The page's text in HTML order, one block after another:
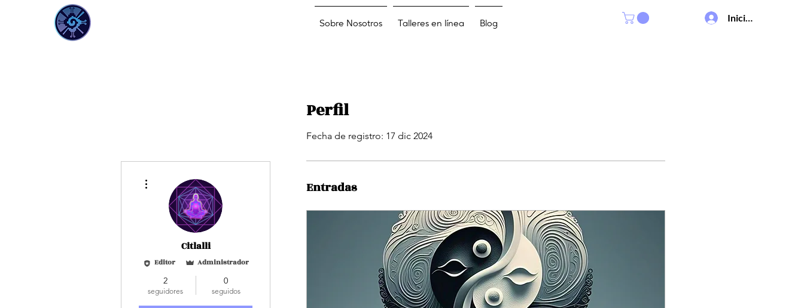
Sobre Nosotros Talleres en línea Blog Iniciar sesión
Perfil
Fecha de registro: 17 dic 2024
Entradas
Citlalli
Editor Administrador
2
seguidores
0
seguidos